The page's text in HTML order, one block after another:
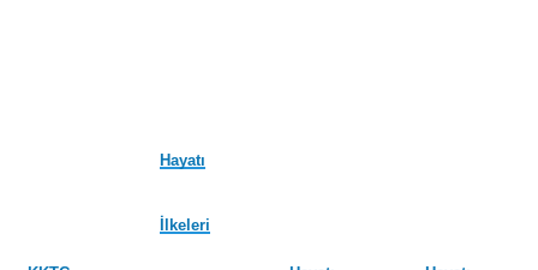
Hayatı
İlkeleri